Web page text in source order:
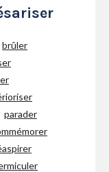
brûler
parader